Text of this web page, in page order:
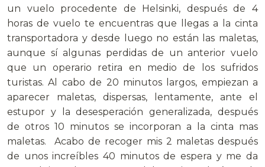
un vuelo procedente de Helsinki, después de 4
horas de vuelo te encuentras que llegas a la cinta
transportadora y desde luego no están las maletas,
aunque sí algunas perdidas de un anterior vuelo
que un operario retira en medio de los sufridos
turistas. Al cabo de 20 minutos largos, empiezan a
aparecer maletas, dispersas, lentamente, ante el
estupor y la desesperación generalizada, después
de otros 10 minutos se incorporan a la cinta mas
maletas. Acabo de recoger mis 2 maletas después
de unos increíbles 40 minutos de espera y me da